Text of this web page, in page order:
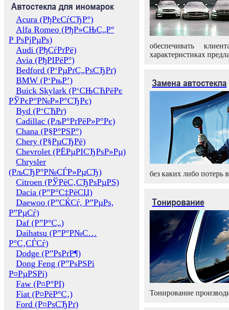
Автостекла для иномарок
Acura (РђРєСѓСЂР°)
Alfa Romeo (РђР»СЊС„Р°
Р РѕРјРµРѕ)
Audi (РђСѓРґРё)
Avia (РђРІРёР°)
Bedford (Р‘РµРґС„РѕСЂРґ)
BMW (Р‘РњР’)
Buick Skylark (Р‘СЊСЋРёРє
РЎРєР°Р№Р»Р°СЂРє)
Byd (Р‘СЋРґ)
Cadillac (РљР°РґРёР»Р°Рє)
Chana (Р§Р°РЅР°)
Chery (Р§РµСЂРё)
Chevrolet (РЁРµРІСЂРѕР»Рµ)
Chrysler
(РљСЂР°Р№СЃР»РµСЂ)
Citroen (РЎРёС‚СЂРѕРµРЅ)
Dacia (Р”Р°С‡РёСЏ)
Daewoo (Р”СЌСѓ, Р”РµРѕ,
Р”РµСѓ)
Daf (Р”Р°С„)
Daihatsu (Р”Р°Р№С…
Р°С‚СЃСѓ)
Dodge (Р”РѕРґР¶)
Dong Feng (Р”РѕРЅРі
Р¤РµРЅРі)
Faw (Р¤Р°РІ)
Fiat (Р¤РёР°С‚)
Ford (Р¤РѕСЂРґ)
обеспечивать
характеристиках
Замена автостекла
без каких либо потерь
Тонирование
Тонирование